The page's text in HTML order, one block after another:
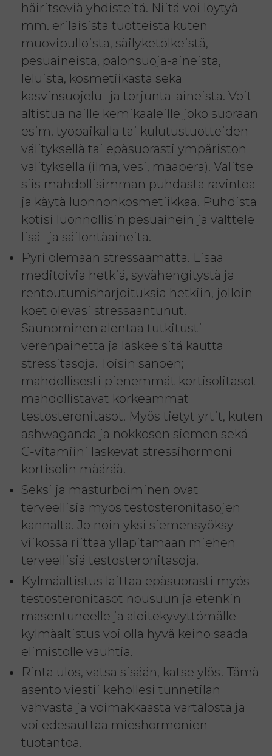
häiritseviä yhdisteitä. Niitä voi löytyä
mm. erilaisista tuotteista kuten
muovipulloista, säilyketölkeistä,
pesuaineista, palonsuoja-aineista,
leluista, kosmetiikasta sekä
kasvinsuojelu- ja torjunta-aineista. Voit
altistua näille kemikaaleille joko suoraan
esim. työpaikalla tai kulutustuotteiden
välityksellä tai epäsuorasti ympäristön
välityksellä (ilma, vesi, maaperä). Valitse
siis mahdollisimman puhdasta ravintoa
ja käytä luonnonkosmetiikkaa. Puhdista
kotisi luonnollisin pesuainein ja välttele
lisä- ja säilöntäaineita.
Pyri olemaan stressaamatta. Lisää
meditoivia hetkiä, syvähengitystä ja
rentoutumisharjoituksia hetkiin, jolloin
koet olevasi stressaantunut.
Saunominen alentaa tutkitusti
verenpainetta ja laskee sitä kautta
stressitasoja. Toisin sanoen;
mahdollisesti pienemmät kortisolitasot
mahdollistavat korkeammat
testosteronitasot. Myös tietyt yrtit, kuten
ashwaganda ja nokkosen siemen sekä
C-vitamiini laskevat stressihormoni
kortisolin määrää.
Seksi ja masturboiminen ovat
terveellisiä myös testosteronitasojen
kannalta. Jo noin yksi siemensyöksy
viikossa riittää ylläpitämään miehen
terveellisiä testosteronitasoja.
Kylmäaltistus laittaa epäsuorasti myös
testosteronitasot nousuun ja etenkin
masentuneelle ja aloitekyvyttömälle
kylmäaltistus voi olla hyvä keino saada
elimistölle vauhtia.
Rinta ulos, vatsa sisään, katse ylös! Tämä
asento viestii kehollesi tunnetilan
vahvasta ja voimakkaasta vartalosta ja
voi edesauttaa mieshormonien
tuotantoa.